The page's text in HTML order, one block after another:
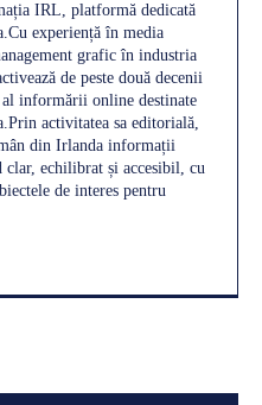
IRL, platformă dedicată
experiență în media
grafic în industria
de peste două decenii
informării online destinate
activitatea sa editorială,
din Irlanda informații
clar, echilibrat și accesibil, cu
de interes pentru